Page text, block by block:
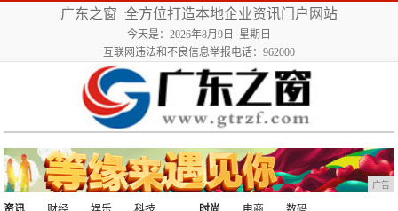
广东之窗_全方位打造本地企业资讯门户网站
今天是：2026年8月9日 星期日
互联网违法和不良信息举报电话：962000
广告